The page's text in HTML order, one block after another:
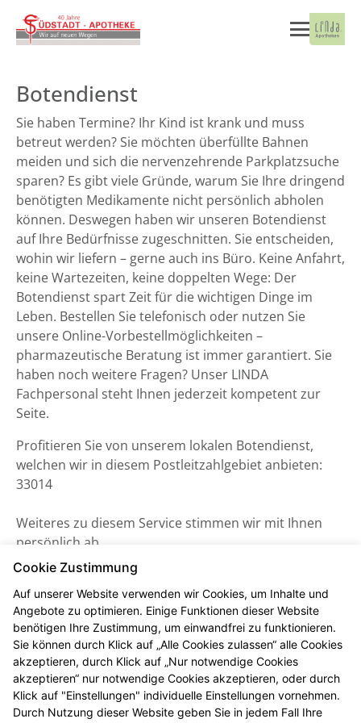
Botendienst
Sie haben Termine? Ihr Kind ist krank und muss
betreut werden? Sie möchten überfüllte Bahnen
meiden und sich die nervenzehrende Parkplatzsuche
sparen? Es gibt viele Gründe, warum Sie Ihre dringend
benötigten Medikamente nicht persönlich abholen
können. Deswegen haben wir unseren Botendienst
auf Ihre Bedürfnisse zugeschnitten. Sie entscheiden,
wohin wir liefern – gerne auch ins Büro. Keine Anfahrt,
keine Wartezeiten, keine doppelten Wege: Der
Botendienst spart Zeit für die wichtigen Dinge im
Leben. Bestellen Sie telefonisch oder nutzen Sie
unsere Online-Vorbestellmöglichkeiten –
pharmazeutische Beratung ist immer garantiert. Sie
haben noch weitere Fragen? Unser LINDA
Fachpersonal steht Ihnen jederzeit kompetent zur
Seite.
Profitieren Sie von unserem lokalen Botendienst,
welchen wir in diesem Postleitzahlgebiet anbieten:
33014
Weiteres zu diesem Service stimmen wir mit Ihnen
persönlich ab.
Cookie Zustimmung
Auf unserer Website verwenden wir Cookies, um Inhalte und
Angebote zu optimieren. Einige Funktionen dieser Website
benötigen Ihre Zustimmung, um einwandfrei zu funktionieren.
Sie können durch Klick auf „Alle Cookies zulassen“ alle Cookies
akzeptieren, durch Klick auf „Nur notwendige Cookies
akzeptieren“ nur notwendige Cookies akzeptieren, oder durch
Klick auf "Einstellungen" individuelle Einstellungen vornehmen.
Durch Nutzung dieser Website geben Sie in jedem Fall Ihre